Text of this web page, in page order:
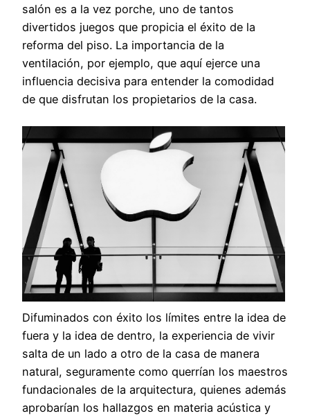
salón es a la vez porche, uno de tantos
divertidos juegos que propicia el éxito de la
reforma del piso. La importancia de la
ventilación, por ejemplo, que aquí ejerce una
influencia decisiva para entender la comodidad
de que disfrutan los propietarios de la casa.
Difuminados con éxito los límites entre la idea de
fuera y la idea de dentro, la experiencia de vivir
salta de un lado a otro de la casa de manera
natural, seguramente como querrían los maestros
fundacionales de la arquitectura, quienes además
aprobarían los hallazgos en materia acústica y